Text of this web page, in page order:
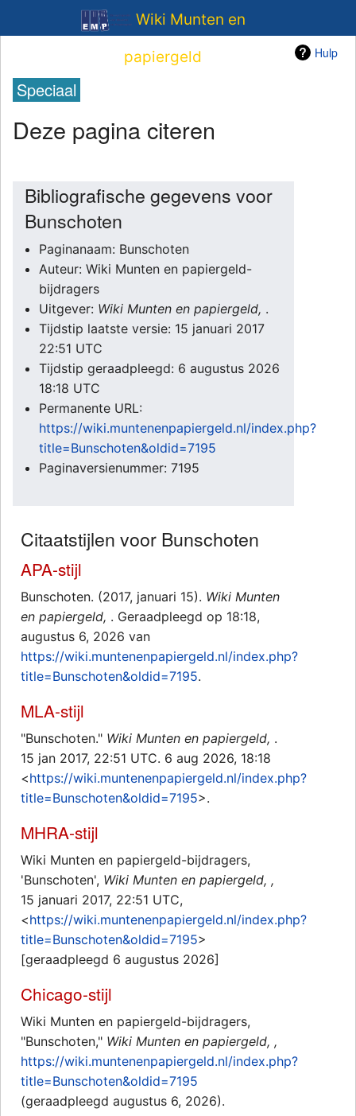
Wiki Munten en
papiergeld Hulp
Speciaal
Deze pagina citeren
Bibliografische gegevens voor
Bunschoten
Paginanaam: Bunschoten
Auteur: Wiki Munten en papiergeld-
bijdragers
Uitgever: Wiki Munten en papiergeld, .
Tijdstip laatste versie: 15 januari 2017
22:51 UTC
Tijdstip geraadpleegd: 6 augustus 2026
18:18 UTC
Permanente URL:
https://wiki.muntenenpapiergeld.nl/index.php?
title=Bunschoten&oldid=7195
Paginaversienummer: 7195
Citaatstijlen voor Bunschoten
APA-stijl
Bunschoten. (2017, januari 15). Wiki Munten
en papiergeld, . Geraadpleegd op 18:18,
augustus 6, 2026 van
https://wiki.muntenenpapiergeld.nl/index.php?
title=Bunschoten&oldid=7195.
MLA-stijl
"Bunschoten." Wiki Munten en papiergeld, .
15 jan 2017, 22:51 UTC. 6 aug 2026, 18:18
<https://wiki.muntenenpapiergeld.nl/index.php?
title=Bunschoten&oldid=7195>.
MHRA-stijl
Wiki Munten en papiergeld-bijdragers,
'Bunschoten', Wiki Munten en papiergeld, ,
15 januari 2017, 22:51 UTC,
<https://wiki.muntenenpapiergeld.nl/index.php?
title=Bunschoten&oldid=7195>
[geraadpleegd 6 augustus 2026]
Chicago-stijl
Wiki Munten en papiergeld-bijdragers,
"Bunschoten," Wiki Munten en papiergeld, ,
https://wiki.muntenenpapiergeld.nl/index.php?
title=Bunschoten&oldid=7195
(geraadpleegd augustus 6, 2026).